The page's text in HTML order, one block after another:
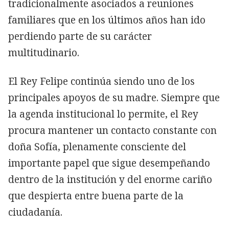
tradicionalmente asociados a reuniones
familiares que en los últimos años han ido
perdiendo parte de su carácter
multitudinario.
El Rey Felipe continúa siendo uno de los
principales apoyos de su madre. Siempre que
la agenda institucional lo permite, el Rey
procura mantener un contacto constante con
doña Sofía, plenamente consciente del
importante papel que sigue desempeñando
dentro de la institución y del enorme cariño
que despierta entre buena parte de la
ciudadanía.